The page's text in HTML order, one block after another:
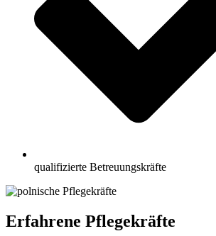
qualifizierte Betreuungskräfte
Erfahrene Pflegekräfte